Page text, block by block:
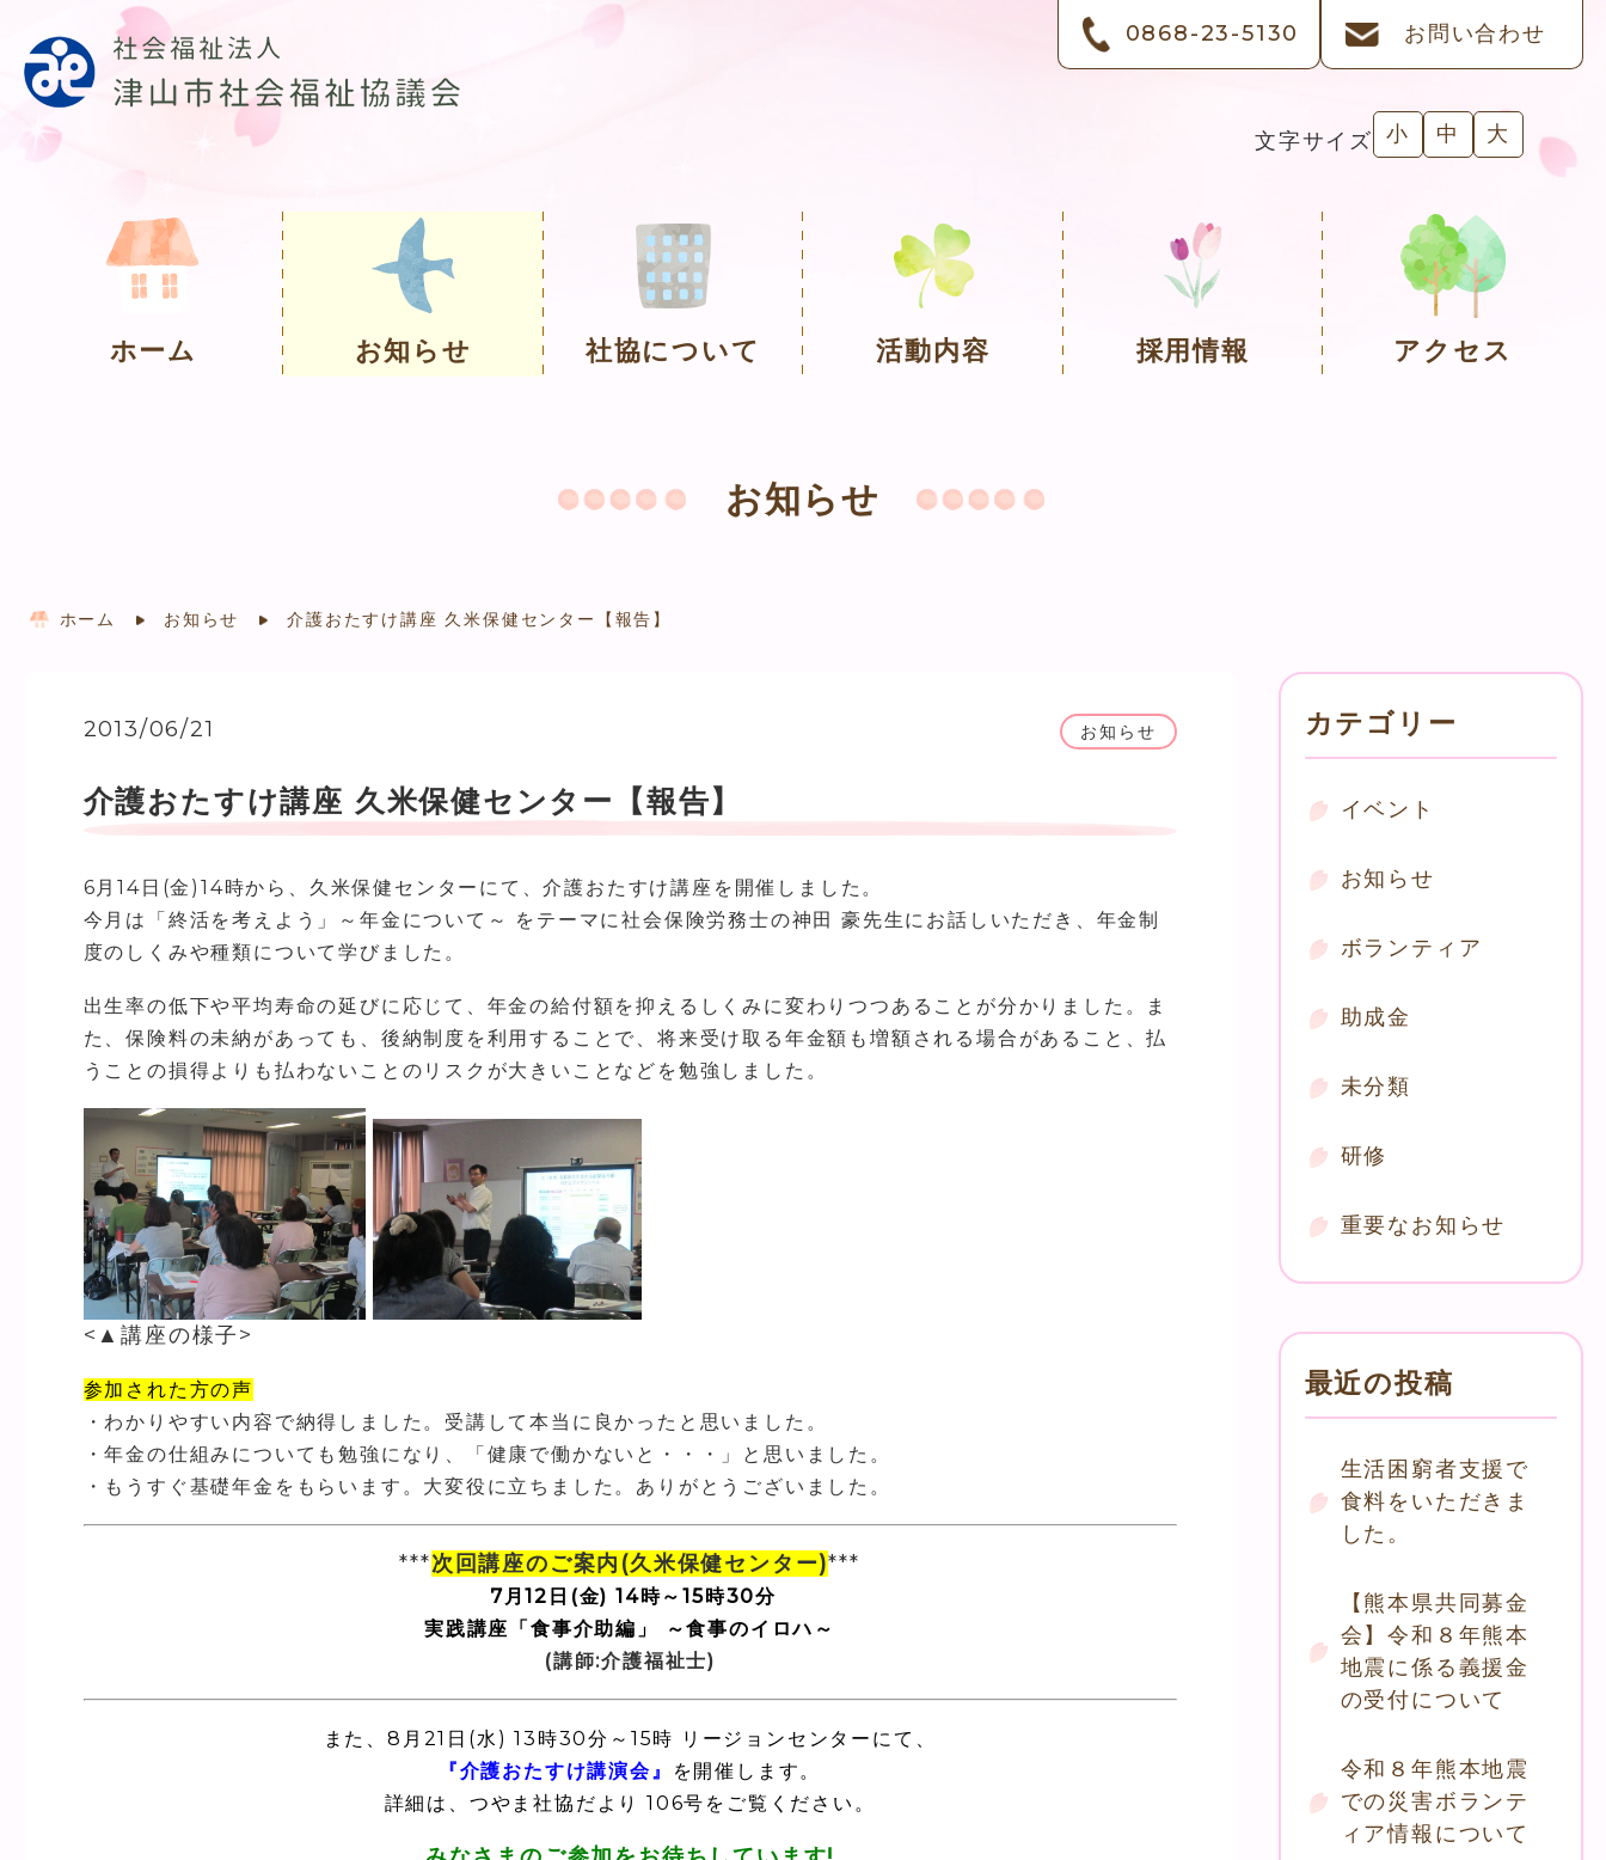
0868-23-5130 お問い合わせ
文字サイズ 小 中 大
ホーム お知らせ 社協について 活動内容 採用情報 アクセス
お知らせ
ホーム お知らせ 介護おたすけ講座 久米保健センター【報告】
2013/06/21 お知らせ
介護おたすけ講座 久米保健センター【報告】
6月14日(金)14時から、久米保健センターにて、介護おたすけ講座を開催しました。
今月は「終活を考えよう」～年金について～ をテーマに社会保険労務士の神田 豪先生にお話しいただき、年金制
度のしくみや種類について学びました。
出生率の低下や平均寿命の延びに応じて、年金の給付額を抑えるしくみに変わりつつあることが分かりました。ま
た、保険料の未納があっても、後納制度を利用することで、将来受け取る年金額も増額される場合があること、払
うことの損得よりも払わないことのリスクが大きいことなどを勉強しました。
<▲講座の様子>
参加された方の声
・わかりやすい内容で納得しました。受講して本当に良かったと思いました。
・年金の仕組みについても勉強になり、「健康で働かないと・・・」と思いました。
・もうすぐ基礎年金をもらいます。大変役に立ちました。ありがとうございました。
***次回講座のご案内(久米保健センター)***
7月12日(金) 14時～15時30分
実践講座「食事介助編」 ～食事のイロハ～
(講師:介護福祉士)
また、8月21日(水) 13時30分～15時 リージョンセンターにて、
『介護おたすけ講演会』
を開催します。
詳細は、つやま社協だより 106号をご覧ください。
カテゴリー
イベント
お知らせ
ボランティア
助成金
未分類
研修
重要なお知らせ
最近の投稿
生活困窮者支援で
食料をいただきま
した。
【熊本県共同募金
会】令和８年熊本
地震に係る義援金
の受付について
令和８年熊本地震
での災害ボランテ
ィア情報について